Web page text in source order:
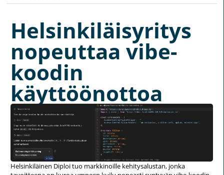
Helsinkiläisyritys
nopeuttaa vibe-
koodin
käyttöönottoa
Helsinkiläinen Diploi tuo markkinoille kehitysalustan, jonka